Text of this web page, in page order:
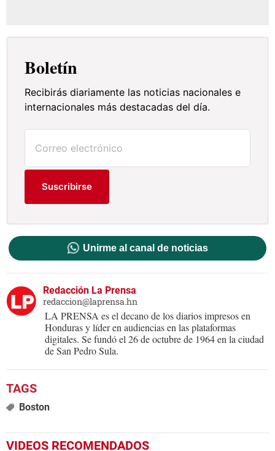
Boletín
Recibirás diariamente las noticias nacionales e
internacionales más destacadas del día.
Suscribirse
Unirme al canal de noticias
Redacción La Prensa
redaccion@laprensa.hn
LA PRENSA es el decano de los diarios impresos en
Honduras y líder en audiencias en las plataformas
digitales. Se fundó el 26 de octubre de 1964 en la ciudad
de San Pedro Sula.
Boston
VIDEOS RECOMENDADOS